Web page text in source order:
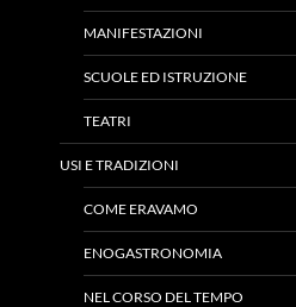
MANIFESTAZIONI
SCUOLE ED ISTRUZIONE
TEATRI
USI E TRADIZIONI
COME ERAVAMO
ENOGASTRONOMIA
NEL CORSO DEL TEMPO